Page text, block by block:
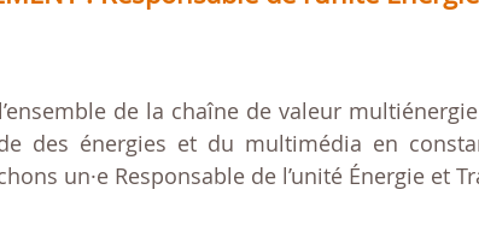
de la chaîne de valeur
des énergies et du multimédia en
un·e Responsable de l’unité Énergie et